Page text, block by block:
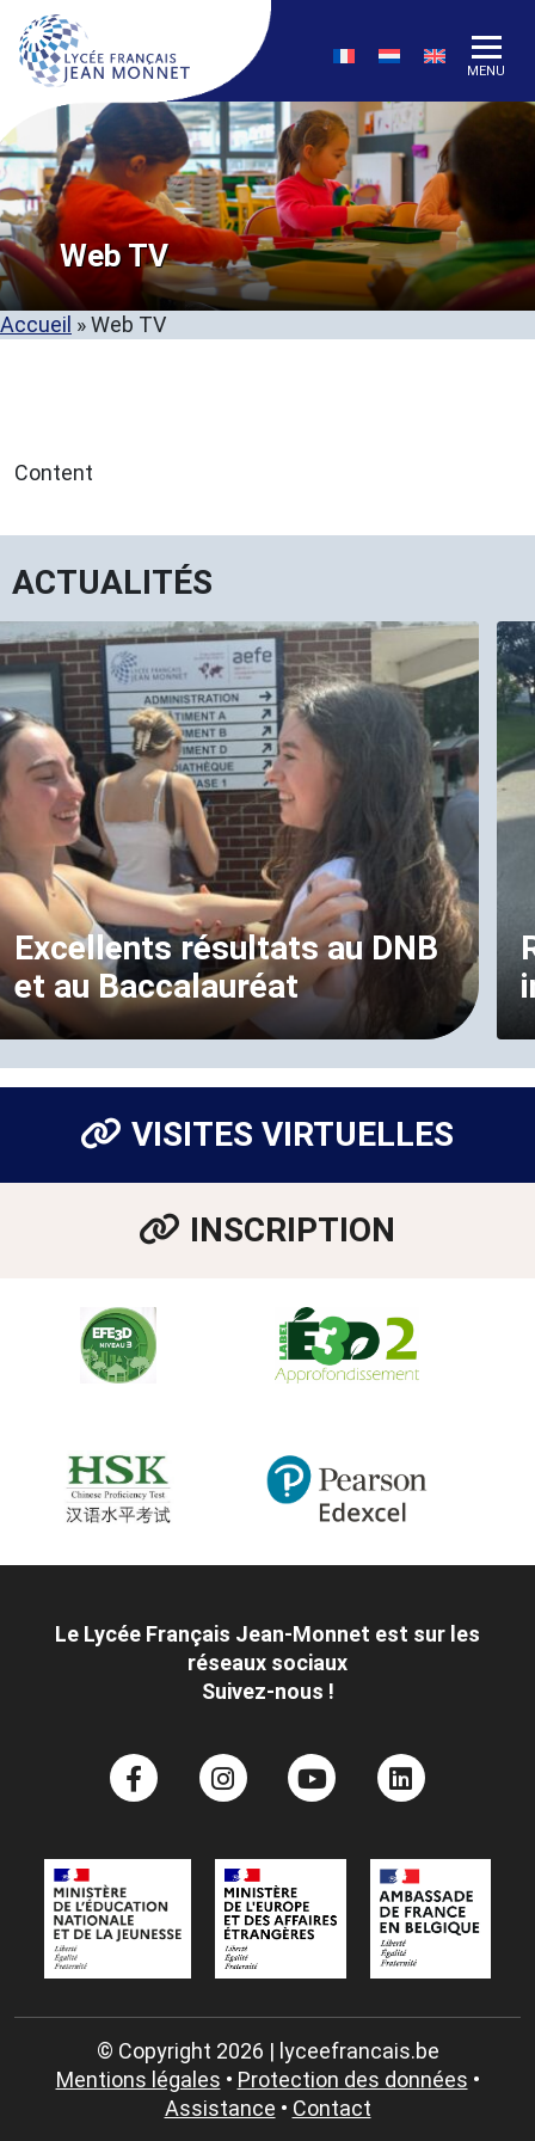
MENU
Web TV
Accueil »Web TV
Content
ACTUALITÉS
Excellents résultats au DNB
et au Baccalauréat
VISITES VIRTUELLES
INSCRIPTION
Le Lycée Français Jean-Monnet est sur les
réseaux sociaux
Suivez-nous !
© Copyright 2026 | lyceefrancais.be
Mentions légales • Protection des données •
Assistance • Contact